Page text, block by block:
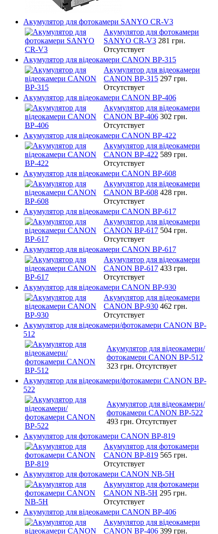
Акумулятор для фотокамери SANYO CR-V3
Акумулятор для фотокамери
SANYO CR-V3 281 грн.
Отсутствует
Акумулятор для відеокамери CANON BP-315
Акумулятор для відеокамери
CANON BP-315 297 грн.
Отсутствует
Акумулятор для відеокамери CANON BP-406
Акумулятор для відеокамери
CANON BP-406 302 грн.
Отсутствует
Акумулятор для відеокамери CANON BP-422
Акумулятор для відеокамери
CANON BP-422 589 грн.
Отсутствует
Акумулятор для відеокамери CANON BP-608
Акумулятор для відеокамери
CANON BP-608 428 грн.
Отсутствует
Акумулятор для відеокамери CANON BP-617
Акумулятор для відеокамери
CANON BP-617 504 грн.
Отсутствует
Акумулятор для відеокамери CANON BP-617
Акумулятор для відеокамери
CANON BP-617 433 грн.
Отсутствует
Акумулятор для відеокамери CANON BP-930
Акумулятор для відеокамери
CANON BP-930 462 грн.
Отсутствует
Акумулятор для відеокамери/фотокамери CANON BP-
512
Акумулятор для відеокамери/
фотокамери CANON BP-512
323 грн. Отсутствует
Акумулятор для відеокамери/фотокамери CANON BP-
522
Акумулятор для відеокамери/
фотокамери CANON BP-522
493 грн. Отсутствует
Акумулятор для фотокамери CANON BP-819
Акумулятор для фотокамери
CANON BP-819 565 грн.
Отсутствует
Акумулятор для фотокамери CANON NB-5H
Акумулятор для фотокамери
CANON NB-5H 295 грн.
Отсутствует
Акумулятор для відеокамери CANON BP-406
Акумулятор для відеокамери
CANON BP-406 399 грн.